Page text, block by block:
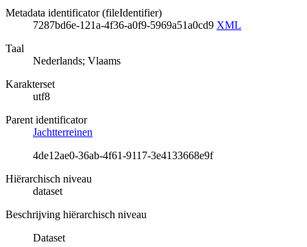
Metadata identificator (fileIdentifier)
7287bd6e-121a-4f36-a0f9-5969a51a0cd9 XML
Taal
Nederlands; Vlaams
Karakterset
utf8
Parent identificator
Jachtterreinen
4de12ae0-36ab-4f61-9117-3e4133668e9f
Hiërarchisch niveau
dataset
Beschrijving hiërarchisch niveau
Dataset